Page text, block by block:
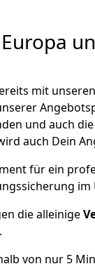
mit
und auch
auch Dein
für ein
die alleinige
.
von nur 5